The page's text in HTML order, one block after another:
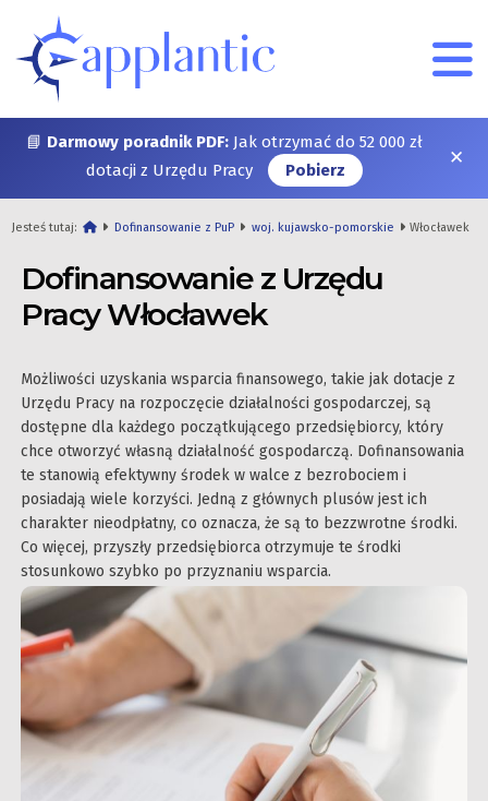
📘 Darmowy poradnik PDF: Jak otrzymać do 52 000 zł
dotacji z Urzędu Pracy
Pobierz
✕
Jesteś tutaj: Dofinansowanie z PuP woj. kujawsko-pomorskie Włocławek
Dofinansowanie z Urzędu
Pracy Włocławek
Możliwości uzyskania wsparcia finansowego, takie jak dotacje z
Urzędu Pracy na rozpoczęcie działalności gospodarczej, są
dostępne dla każdego początkującego przedsiębiorcy, który
chce otworzyć własną działalność gospodarczą. Dofinansowania
te stanowią efektywny środek w walce z bezrobociem i
posiadają wiele korzyści. Jedną z głównych plusów jest ich
charakter nieodpłatny, co oznacza, że są to bezzwrotne środki.
Co więcej, przyszły przedsiębiorca otrzymuje te środki
stosunkowo szybko po przyznaniu wsparcia.